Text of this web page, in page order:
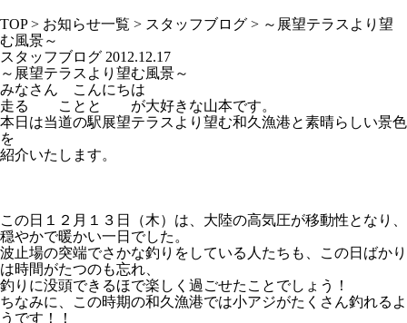
TOP> お知らせ一覧 > スタッフブログ > ～展望テラスより望
む風景～
スタッフブログ 2012.12.17
～展望テラスより望む風景～
みなさん こんにちは
走る ことと が大好きな山本です。
本日は当道の駅展望テラスより望む和久漁港と素晴らしい景色
を
紹介いたします。
この日１２月１３日（木）は、大陸の高気圧が移動性となり、
穏やかで暖かい一日でした。
波止場の突端でさかな釣りをしている人たちも、この日ばかり
は時間がたつのも忘れ、
釣りに没頭できるほで楽しく過ごせたことでしょう！
ちなみに、この時期の和久漁港では小アジがたくさん釣れるよ
うです！！